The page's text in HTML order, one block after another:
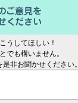
うしてほしい！
でも構いません。
非お聞かせください。